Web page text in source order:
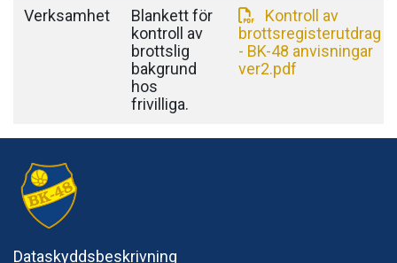
Verksamhet
Blankett för
kontroll av
brottslig
bakgrund
hos
frivilliga.
Kontroll av
brottsregisterutdrag
- BK-48 anvisningar
ver2.pdf
Dataskyddsbeskrivning